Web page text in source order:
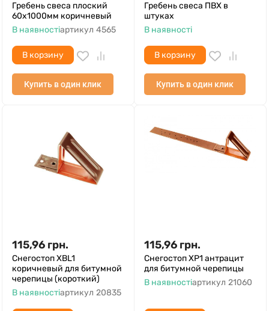
Гребень свеса плоский
60х1000мм коричневый
В наявностіартикул 4565
В корзину
Купить в один клик
Гребень свеса ПВХ в
штуках
В наявності
В корзину
Купить в один клик
115,96 грн.
Снегостоп XBL1
коричневый для битумной
черепицы (короткий)
В наявностіартикул 20835
115,96 грн.
Снегостоп XP1 антрацит
для битумной черепицы
В наявностіартикул 21060